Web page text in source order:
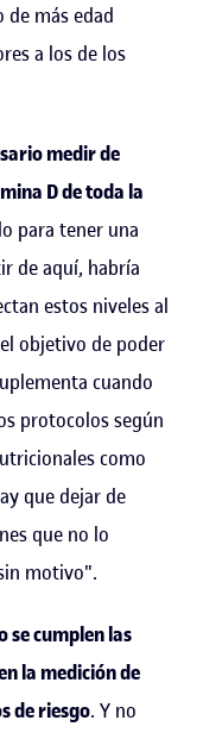
de más edad
a los de los
medir de
D de toda la
para tener una
de aquí, habría
estos niveles al
objetivo de poder
cuando
protocolos según
como
que dejar de
que no lo
motivo".
se cumplen las
la medición de
de riesgo. Y no